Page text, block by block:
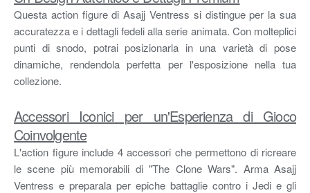
Questa action figure di Asajj Ventress si distingue per la sua
accuratezza e i dettagli fedeli alla serie animata. Con molteplici
punti di snodo, potrai posizionarla in una varietà di pose
dinamiche, rendendola perfetta per l'esposizione nella tua
collezione.
Accessori Iconici per un'Esperienza di Gioco
Coinvolgente
L'action figure include 4 accessori che permettono di ricreare
le scene più memorabili di "The Clone Wars". Arma Asajj
Ventress e preparala per epiche battaglie contro i Jedi e gli